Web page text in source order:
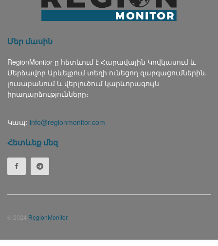
Մեր մասին
RegionMonitor-ը հետևում է Հարավային Կովկասում և
Մերձավոր Արևելքում տեղի ունեցող զարգացումներին,
լուսաբանում և վերլուծում կարևորագույն
իրադարձությունները։
Կապ: info@regionmonitor.com
Հետևեք մեզ
© 2024 RegionMonitor